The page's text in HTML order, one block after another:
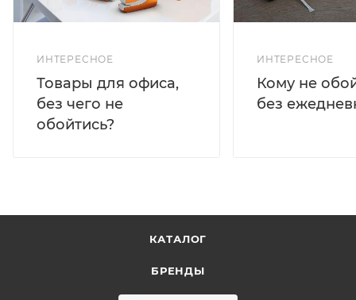
ИНТЕРЕСНОЕ
Товары для офиса,
без чего не
обойтись?
ИНТЕРЕСНОЕ
Кому не
без
КАТАЛОГ
БРЕНДЫ